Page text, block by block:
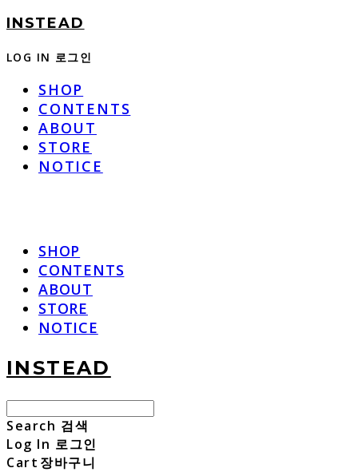
INSTEAD
LOG IN 로그인
SHOP
CONTENTS
ABOUT
STORE
NOTICE
SHOP
CONTENTS
ABOUT
STORE
NOTICE
INSTEAD
Search 검색
Log In 로그인
Cart 장바구니